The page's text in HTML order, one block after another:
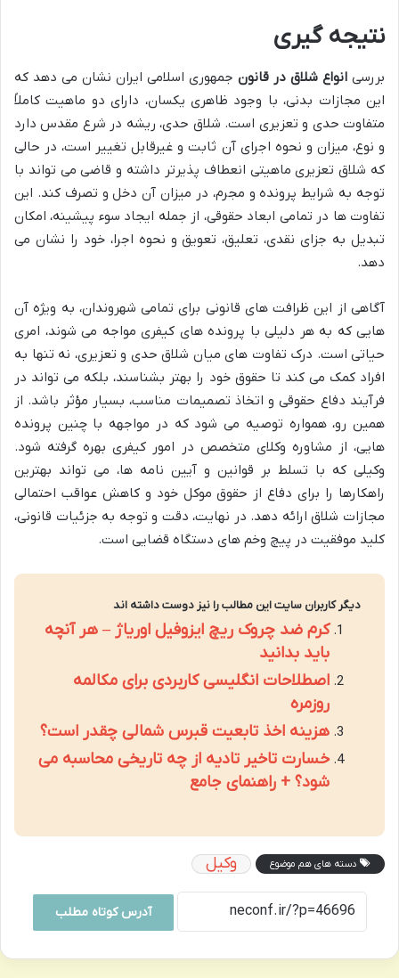
نتیجه گیری
بررسی انواع شلاق در قانون جمهوری اسلامی ایران نشان می دهد که
این مجازات بدنی، با وجود ظاهری یکسان، دارای دو ماهیت کاملاً
متفاوت حدی و تعزیری است. شلاق حدی، ریشه در شرع مقدس دارد
و نوع، میزان و نحوه اجرای آن ثابت و غیرقابل تغییر است، در حالی
که شلاق تعزیری ماهیتی انعطاف پذیرتر داشته و قاضی می تواند با
توجه به شرایط پرونده و مجرم، در میزان آن دخل و تصرف کند. این
تفاوت ها در تمامی ابعاد حقوقی، از جمله ایجاد سوء پیشینه، امکان
تبدیل به جزای نقدی، تعلیق، تعویق و نحوه اجرا، خود را نشان می
دهد.
آگاهی از این ظرافت های قانونی برای تمامی شهروندان، به ویژه آن
هایی که به هر دلیلی با پرونده های کیفری مواجه می شوند، امری
حیاتی است. درک تفاوت های میان شلاق حدی و تعزیری، نه تنها به
افراد کمک می کند تا حقوق خود را بهتر بشناسند، بلکه می تواند در
فرآیند دفاع حقوقی و اتخاذ تصمیمات مناسب، بسیار مؤثر باشد. از
همین رو، همواره توصیه می شود که در مواجهه با چنین پرونده
هایی، از مشاوره وکلای متخصص در امور کیفری بهره گرفته شود.
وکیلی که با تسلط بر قوانین و آیین نامه ها، می تواند بهترین
راهکارها را برای دفاع از حقوق موکل خود و کاهش عواقب احتمالی
مجازات شلاق ارائه دهد. در نهایت، دقت و توجه به جزئیات قانونی،
کلید موفقیت در پیچ وخم های دستگاه قضایی است.
دیگر کاربران سایت این مطالب را نیز دوست داشته اند
کرم ضد چروک ریچ ایزوفیل اوریاژ – هر آنچه
باید بدانید
اصطلاحات انگلیسی کاربردی برای مکالمه
روزمره
هزینه اخذ تابعیت قبرس شمالی چقدر است؟
خسارت تاخیر تادیه از چه تاریخی محاسبه می
شود؟ + راهنمای جامع
دسته های هم موضوع وکیل
آدرس کوتاه مطلب